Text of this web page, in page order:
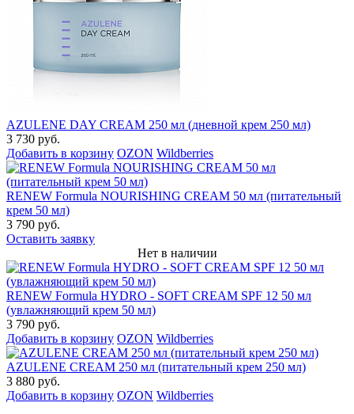
AZULENE DAY CREAM 250 мл (дневной крем 250 мл)
3 730 руб.
Добавить в корзину OZON Wildberries
RENEW Formula NOURISHING CREAM 50 мл (питательный
крем 50 мл)
3 790 руб.
Оставить заявку
Нет в наличии
RENEW Formula HYDRO - SOFT CREAM SPF 12 50 мл
(увлажняющий крем 50 мл)
3 790 руб.
Добавить в корзину OZON Wildberries
AZULENE СREAM 250 мл (питательный крем 250 мл)
3 880 руб.
Добавить в корзину OZON Wildberries